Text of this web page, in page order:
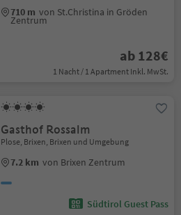
710 m von St.Christina in Gröden
Zentrum
ab 128€
1 Nacht / 1 Apartment Inkl. MwSt.
Gasthof Rossalm
Plose, Brixen, Brixen und Umgebung
7.2 km von Brixen Zentrum
Südtirol Guest Pass